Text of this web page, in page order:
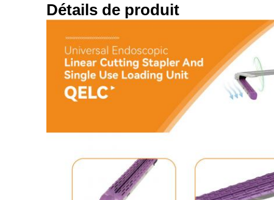
Détails de produit